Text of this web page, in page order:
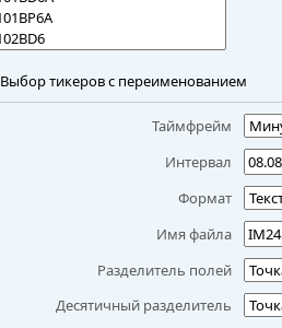
Выбор тикеров с переименованием
Таймфрейм
Интервал
Формат
Имя файла
Разделитель полей
Десятичный разделитель